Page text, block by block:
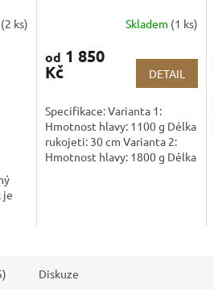
A
(2 ks)
je
Skladem (1 ks)
od 1 850
Kč DETAIL
Specifikace: Varianta 1:
Hmotnost hlavy: 1100 g Délka
rukojeti: 30 cm Varianta 2:
Hmotnost hlavy: 1800 g Délka
Diskuze